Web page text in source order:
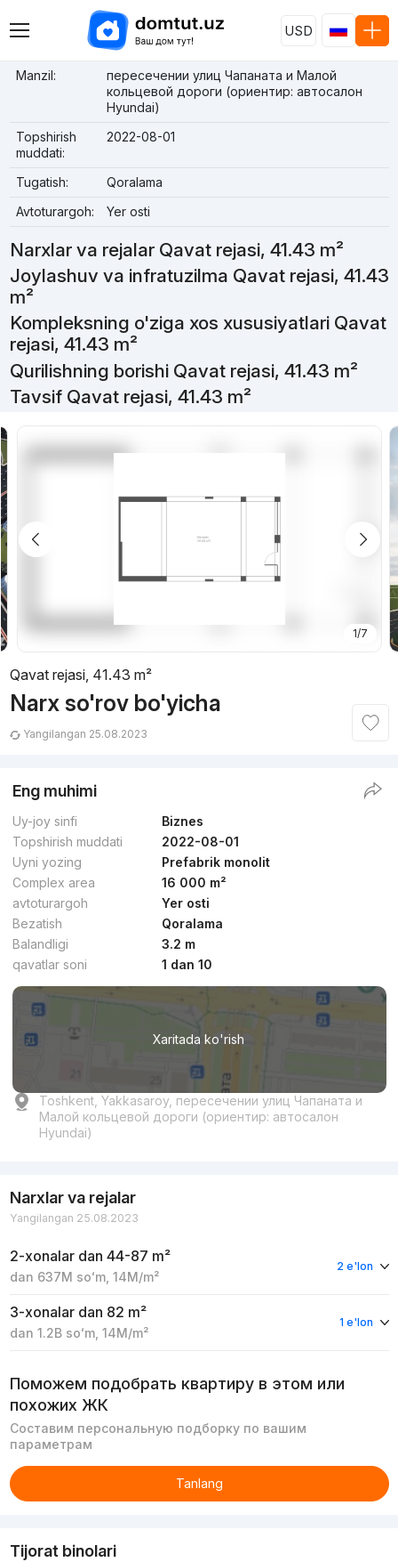
USD
Manzil:
пересечении улиц Чапаната и Малой
кольцевой дороги (ориентир: автосалон
Hyundai)
Topshirish
muddati:
2022-08-01
Tugatish:
Qoralama
Avtoturargoh:
Yer osti
Narxlar va rejalar Qavat rejasi, 41.43 m²
Joylashuv va infratuzilma Qavat rejasi, 41.43
m²
Kompleksning o'ziga xos xususiyatlari Qavat
rejasi, 41.43 m²
Qurilishning borishi Qavat rejasi, 41.43 m²
Tavsif Qavat rejasi, 41.43 m²
1/7
Qavat rejasi, 41.43 m²
Narx so'rov bo'yicha
Yangilangan 25.08.2023
Eng muhimi
Uy-joy sinfi
Biznes
Topshirish muddati
2022-08-01
Uyni yozing
Prefabrik monolit
Complex area
16 000 m²
avtoturargoh
Yer osti
Bezatish
Qoralama
Balandligi
3.2 m
qavatlar soni
1 dan 10
Xaritada ko'rish
Toshkent, Yakkasaroy, пересечении улиц Чапаната и
Малой кольцевой дороги (ориентир: автосалон
Hyundai)
Narxlar va rejalar
Yangilangan 25.08.2023
2-xonalar dan 44-87 m²
dan 637M soʻm, 14M/m²
2 e'lon
3-xonalar dan 82 m²
dan 1.2B soʻm, 14M/m²
1 e'lon
Поможем подобрать квартиру в этом или
похожих ЖК
Составим персональную подборку по вашим
параметрам
Tanlang
Tijorat binolari